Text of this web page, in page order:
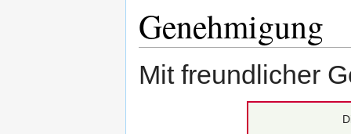
Genehmigung
Mit freundlicher